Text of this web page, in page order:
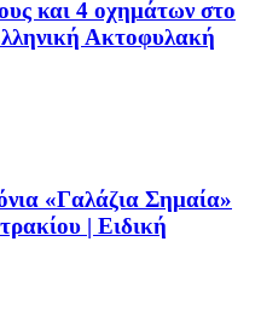
και 4 οχημάτων στο
Ακτοφυλακή
«Γαλάζια Σημαία»
| Ειδική